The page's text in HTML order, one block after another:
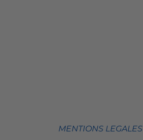
MENTIONS LEGALES